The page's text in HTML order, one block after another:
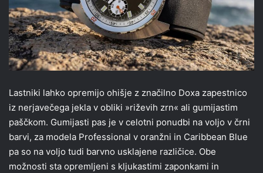
Lastniki lahko opremijo ohišje z značilno Doxa zapestnico
iz nerjavečega jekla v obliki »riževih zrn« ali gumijastim
paščkom. Gumijasti pas je v celotni ponudbi na voljo v črni
barvi, za modela Professional v oranžni in Caribbean Blue
pa so na voljo tudi barvno usklajene različice. Obe
možnosti sta opremljeni s kljukastimi zaponkami in